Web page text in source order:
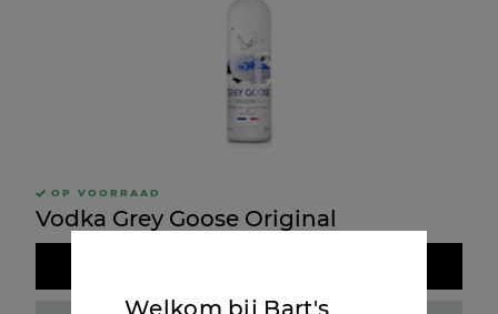
OP VOORRAAD
Vodka Grey Goose Original
Welkom bij Bart's